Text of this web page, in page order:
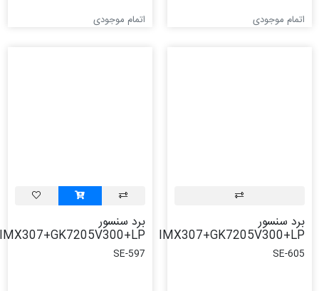
اتمام موجودی اتمام موجودی
برد سنسور
IMX307+GK7205V300+LP
SE-605
برد سنسور
IMX307+GK7205V300+LP
SE-597